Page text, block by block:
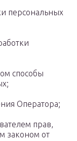
персональных
способы
Оператора;
прав,
законом от